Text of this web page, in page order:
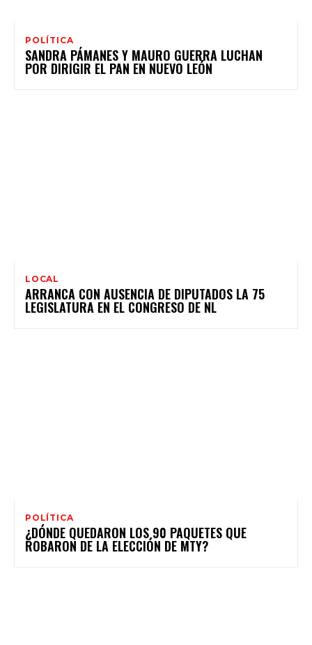
POLÍTICA
SANDRA PÁMANES Y MAURO GUERRA LUCHAN
POR DIRIGIR EL PAN EN NUEVO LEÓN
LOCAL
ARRANCA CON AUSENCIA DE DIPUTADOS LA 75
LEGISLATURA EN EL CONGRESO DE NL
POLÍTICA
¿DÓNDE QUEDARON LOS 90 PAQUETES QUE
ROBARON DE LA ELECCIÓN DE MTY?